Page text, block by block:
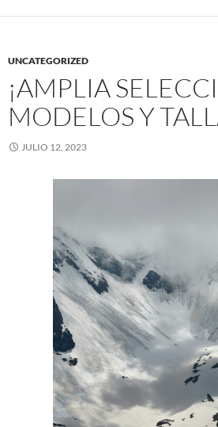
UNCATEGORIZED
¡AMPLIA
MODELOS Y
JULIO 12, 2023